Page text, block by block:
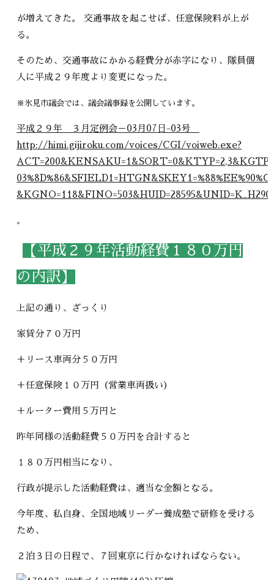
が増えてきた。 交通事故を起こせば、任意保険料が上が
る。
そのため、交通事故にかかる経費分が赤字になり、隊員個
人に平成２９年度より変更になった。
※氷見市議会では、議会議事録を公開しています。
平成２９年 ３月定例会－03月07日-03号
http://himi.gijiroku.com/voices/CGI/voiweb.exe?
。
【平成２９年活動経費１８０万円
の内訳】
上記の通り、ざっくり
家賃分７０万円
＋リース車両分５０万円
＋任意保険１０万円（営業車両扱い）
＋ルーター費用５万円と
昨年同様の活動経費５０万円を合計すると
１８０万円相当になり、
行政が提示した活動経費は、適当な金額となる。
今年度、私自身、全国地域リーダー養成塾で研修を受ける
ため、
２泊３日の日程で、７回東京に行かなければならない。